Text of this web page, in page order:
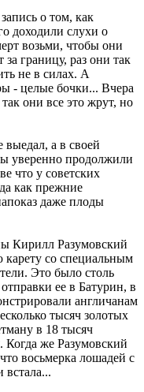
о том, как
доходили слухи о
возьми, чтобы они
границу, раз они так
не в силах. А
- целые бочки... Вчера
они все это жрут, но
выедал, а в своей
уверенно продолжили
что у советских
как прежние
даже плоды
Кирилл Разумовский
карету со специальным
Это было столь
ее в Батурин, в
англичанам
тысяч золотых
в 18 тысяч
Когда же Разумовский
восьмерка лошадей с
встала...